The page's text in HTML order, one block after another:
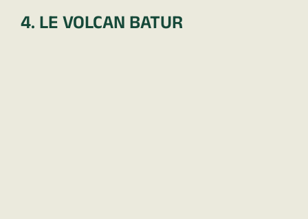
4. LE VOLCAN BATUR